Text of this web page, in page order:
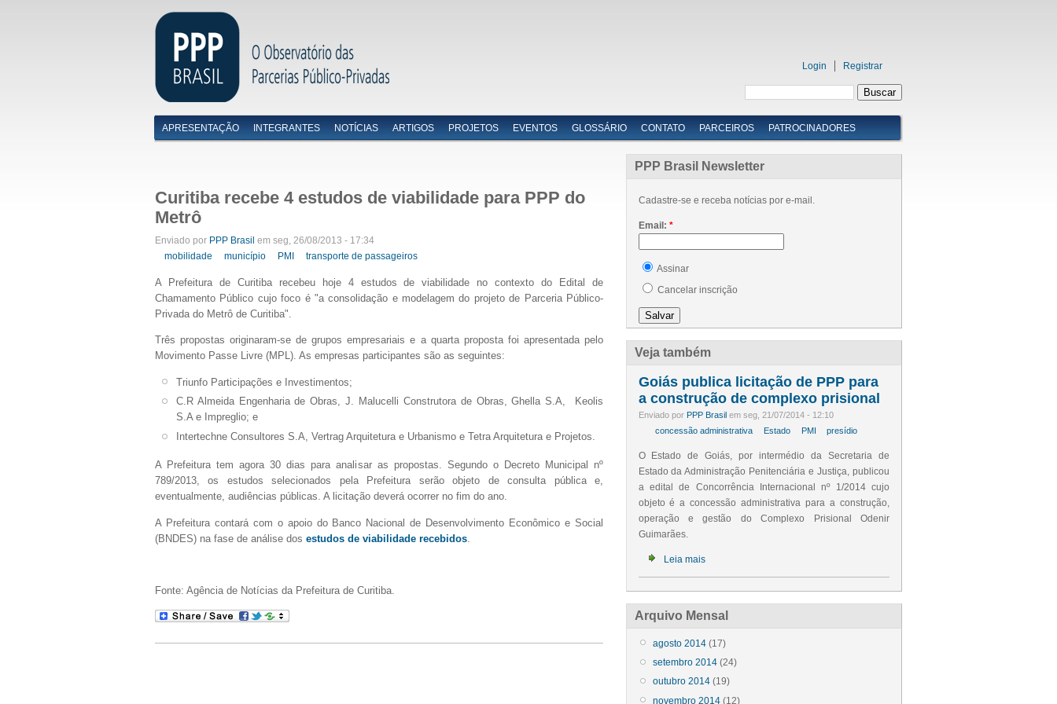
Login Registrar
Menu primário
APRESENTAÇÃO INTEGRANTES NOTÍCIAS ARTIGOS PROJETOS EVENTOS GLOSSÁRIO CONTATO PARCEIROS PATROCINADORES
Curitiba recebe 4 estudos de viabilidade para PPP do
Metrô
Enviado por PPP Brasil em seg, 26/08/2013 - 17:34
mobilidade
município PMI transporte de passageiros
A Prefeitura de Curitiba recebeu hoje 4 estudos de viabilidade no contexto do Edital de
Chamamento Público cujo foco é "a consolidação e modelagem do projeto de Parceria Público-
Privada do Metrô de Curitiba".
Três propostas originaram-se de grupos empresariais e a quarta proposta foi apresentada pelo
Movimento Passe Livre (MPL). As empresas participantes são as seguintes:
Triunfo Participações e Investimentos;
C.R Almeida Engenharia de Obras, J. Malucelli Construtora de Obras, Ghella S.A, Keolis
S.A e Impreglio; e
Intertechne Consultores S.A, Vertrag Arquitetura e Urbanismo e Tetra Arquitetura e Projetos.
A Prefeitura tem agora 30 dias para analisar as propostas. Segundo o Decreto Municipal nº
789/2013, os estudos selecionados pela Prefeitura serão objeto de consulta pública e,
eventualmente, audiências públicas. A licitação deverá ocorrer no fim do ano.
A Prefeitura contará com o apoio do Banco Nacional de Desenvolvimento Econômico e Social
(BNDES) na fase de análise dos estudos de viabilidade recebidos
Fonte: Agência de Notícias da Prefeitura de Curitiba.
PPP Brasil Newsletter
Cadastre-se e receba notícias por e-mail.
Email: *
Assinar
Cancelar inscrição
Veja também
Goiás publica licitação de PPP para
a construção de complexo prisional
Enviado por PPP Brasilem seg, 21/07/2014 - 12:10
concessão administrativa
Estado PMI presídio
O Estado de Goiás, por intermédio da Secretaria de
Estado da Administração Penitenciária e Justiça, publicou
a edital de Concorrência Internacional nº 1/2014 cujo
objeto é a concessão administrativa para a construção,
operação e gestão do Complexo Prisional Odenir
Guimarães.
Leia mais
Arquivo Mensal
agosto 2014(17)
setembro 2014(24)
outubro 2014(19)
novembro 2014(12)